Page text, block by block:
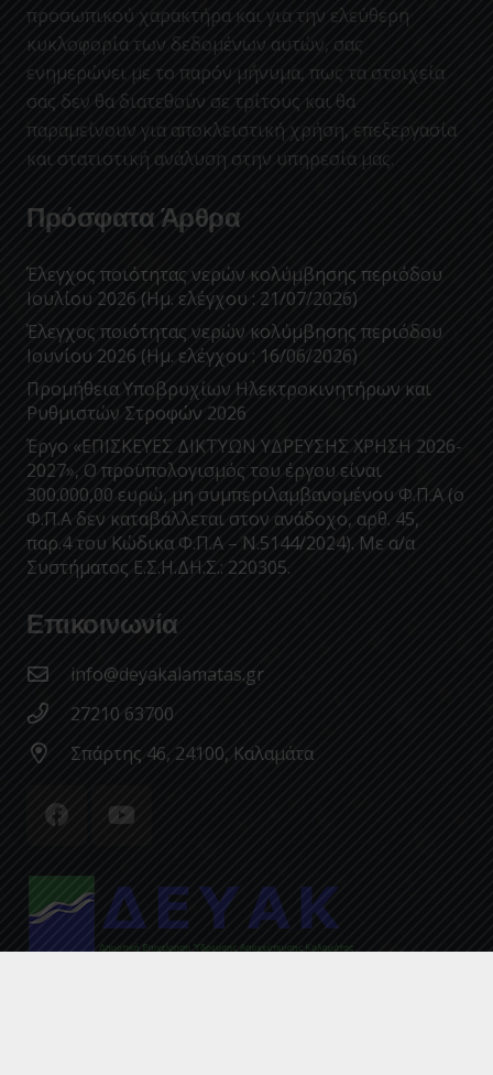
προσωπικού χαρακτήρα και για την ελεύθερη
κυκλοφορία των δεδομένων αυτών, σας
ενημερώνει με το παρόν μήνυμα, πως τα στοιχεία
σας δεν θα διατεθούν σε τρίτους και θα
παραμείνουν για αποκλειστική χρήση, επεξεργασία
και στατιστική ανάλυση στην υπηρεσία μας.
Πρόσφατα Άρθρα
Έλεγχος ποιότητας νερών κολύμβησης περιόδου
Ιουλίου 2026 (Ημ. ελέγχου : 21/07/2026)
Έλεγχος ποιότητας νερών κολύμβησης περιόδου
Ιουνίου 2026 (Ημ. ελέγχου : 16/06/2026)
Προμήθεια Υποβρυχίων Ηλεκτροκινητήρων και
Ρυθμιστών Στροφών 2026
Έργο «ΕΠΙΣΚΕΥΕΣ ΔΙΚΤΥΩΝ ΥΔΡΕΥΣΗΣ ΧΡΗΣΗ 2026-
2027», Ο προϋπολογισμός του έργου είναι
300.000,00 ευρώ, μη συμπεριλαμβανομένου Φ.Π.Α (ο
Φ.Π.Α δεν καταβάλλεται στον ανάδοχο, αρθ. 45,
παρ.4 του Κώδικα Φ.Π.Α – Ν.5144/2024). Με α/α
Συστήματος Ε.Σ.Η.ΔΗ.Σ.: 220305.
Επικοινωνία
info@deyakalamatas.gr
27210 63700
Σπάρτης 46, 24100, Καλαμάτα